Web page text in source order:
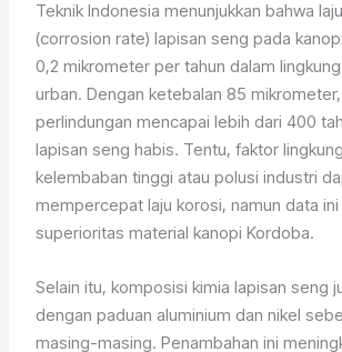
Teknik Indonesia menunjukkan bahwa
(corrosion rate) lapisan seng pada
0,2 mikrometer per tahun dalam
urban. Dengan ketebalan 85
perlindungan mencapai lebih dari 400
lapisan seng habis. Tentu, faktor
kelembaban tinggi atau polusi industri
mempercepat laju korosi, namun data
superioritas material kanopi Kordoba.
Selain itu, komposisi kimia lapisan seng
dengan paduan aluminium dan nikel
masing-masing. Penambahan ini